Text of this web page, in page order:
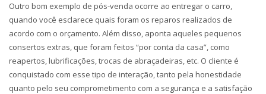
Outro bom exemplo de pós-venda ocorre ao entregar o carro,
quando você esclarece quais foram os reparos realizados de
acordo com o orçamento. Além disso, aponta aqueles pequenos
consertos extras, que foram feitos “por conta da casa”, como
reapertos, lubrificações, trocas de abraçadeiras, etc. O cliente é
conquistado com esse tipo de interação, tanto pela honestidade
quanto pelo seu comprometimento com a segurança e a satisfação